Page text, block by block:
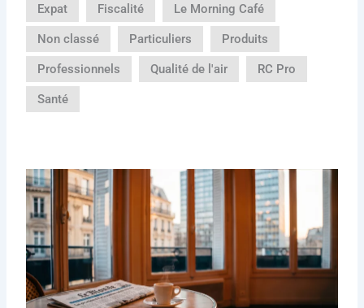
Expat Fiscalité Le Morning Café
Non classé Particuliers Produits
Professionnels Qualité de l'air RC Pro
Santé